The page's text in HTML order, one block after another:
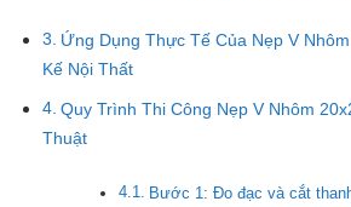
Ứng Dụng Thực Tế Của Nẹp V
Kế Nội Thất
Quy Trình Thi Công Nẹp V Nhôm
Thuật
Bước 1: Đo đạc và cắt